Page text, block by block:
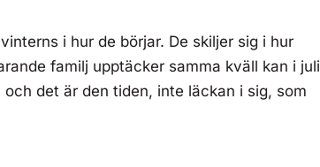
i hur de börjar. De skiljer sig i hur
familj upptäcker samma kväll kan i juli
det är den tiden, inte läckan i sig, som